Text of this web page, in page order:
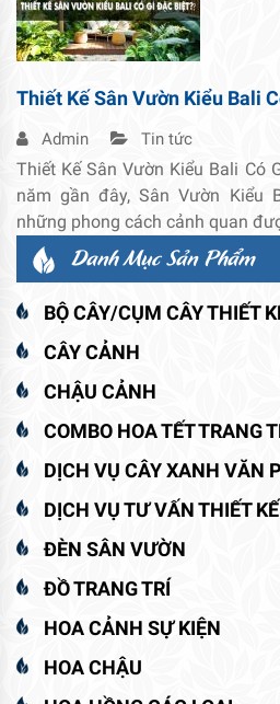
Thiết Kế Sân Vườn Kiểu Bali
Admin Tin tức
Thiết Kế Sân Vườn Kiểu Bali Có
năm gần đây, Sân Vườn Kiểu
những phong cách cảnh quan
Danh Mục Sản Phẩm
BỘ CÂY/CỤM CÂY THIẾT
CÂY CẢNH
CHẬU CẢNH
COMBO HOA TẾT TRANG
DỊCH VỤ CÂY XANH VĂN
DỊCH VỤ TƯ VẤN THIẾT KẾ
ĐÈN SÂN VƯỜN
ĐỒ TRANG TRÍ
HOA CẢNH SỰ KIỆN
HOA CHẬU